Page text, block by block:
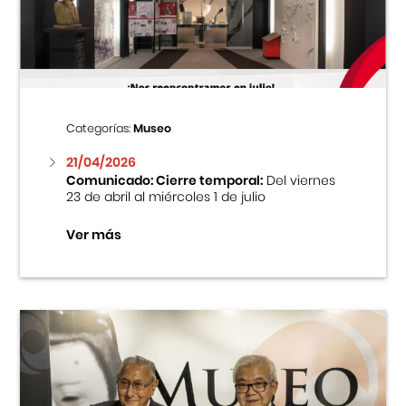
Centro Cultural Peruano Japonés
Museo de la Inmigración Japonesa
Fondo Editorial
Teatro Peruano Japonés
Categorías:Museo
21/04/2026
Comunicado: Cierre temporal:Del viernes
23 de abril al miércoles 1 de julio
Ver más